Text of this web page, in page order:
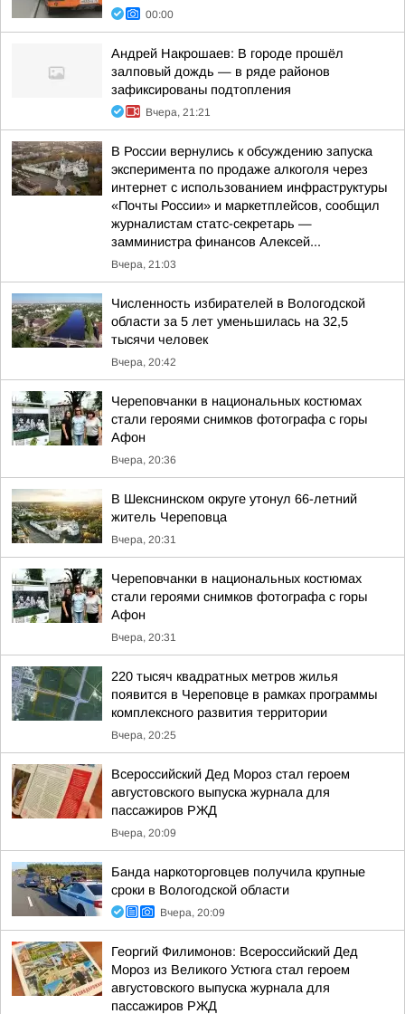
00:00
Андрей Накрошаев: В городе прошёл
залповый дождь — в ряде районов
зафиксированы подтопления
Вчера, 21:21
В России вернулись к обсуждению запуска
эксперимента по продаже алкоголя через
интернет с использованием инфраструктуры
«Почты России» и маркетплейсов, сообщил
журналистам статс-секретарь —
замминистра финансов Алексей...
Вчера, 21:03
Численность избирателей в Вологодской
области за 5 лет уменьшилась на 32,5
тысячи человек
Вчера, 20:42
Череповчанки в национальных костюмах
стали героями снимков фотографа с горы
Афон
Вчера, 20:36
В Шекснинском округе утонул 66-летний
житель Череповца
Вчера, 20:31
Череповчанки в национальных костюмах
стали героями снимков фотографа с горы
Афон
Вчера, 20:31
220 тысяч квадратных метров жилья
появится в Череповце в рамках программы
комплексного развития территории
Вчера, 20:25
Всероссийский Дед Мороз стал героем
августовского выпуска журнала для
пассажиров РЖД
Вчера, 20:09
Банда наркоторговцев получила крупные
сроки в Вологодской области
Вчера, 20:09
Георгий Филимонов: Всероссийский Дед
Мороз из Великого Устюга стал героем
августовского выпуска журнала для
пассажиров РЖД